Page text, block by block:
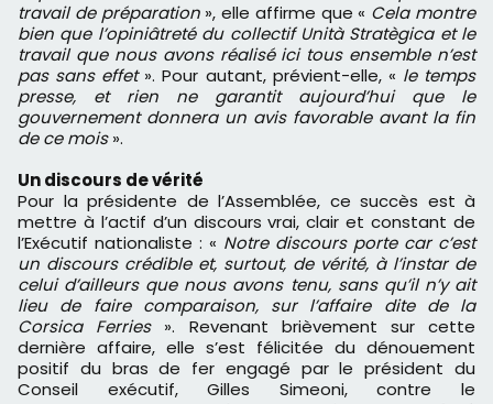
travail de préparation », elle affirme que « Cela montre
bien que l’opiniâtreté du collectif Unità Stratègica et le
travail que nous avons réalisé ici tous ensemble n’est
pas sans effet». Pour autant, prévient-elle, « le temps
presse, et rien ne garantit aujourd’hui que le
gouvernement donnera un avis favorable avant la fin
de ce mois».
Un discours de vérité
Pour la présidente de l’Assemblée, ce succès est à
mettre à l’actif d’un discours vrai, clair et constant de
l’Exécutif nationaliste : « Notre discours porte car c’est
un discours crédible et, surtout, de vérité, à l’instar de
celui d’ailleurs que nous avons tenu, sans qu’il n’y ait
lieu de faire comparaison, sur l’affaire dite de la
Corsica Ferries». Revenant brièvement sur cette
dernière affaire, elle s’est félicitée du dénouement
positif du bras de fer engagé par le président du
Conseil exécutif, Gilles Simeoni, contre le